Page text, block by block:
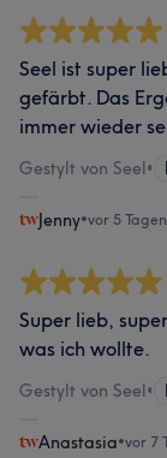
Seel ist super
gefärbt. Das
immer wieder
Gestylt von Seel•
Jenny•vor 5 Tagen
Super lieb,
was ich wollte.
Gestylt von Seel•
Anastasia•vor 7